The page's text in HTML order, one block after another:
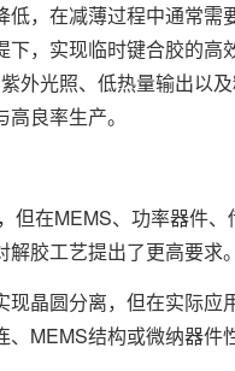
，在减薄过程中通常
，实现临时键合胶的
外光照、低热量输出以
良率生产。
在MEMS、功率器件、
胶工艺提出了更高要求。
晶圆分离，但在实际应
MEMS结构或微纳器件